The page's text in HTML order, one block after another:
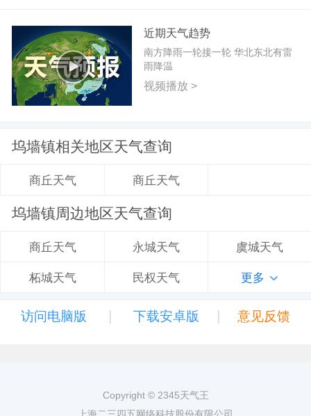
近期天气趋势
南方降雨一轮接一轮 华北东北有雷
雨降温
视频播放 >
坞墙镇相关地区天气查询
商丘天气 商丘天气
坞墙镇周边地区天气查询
商丘天气 永城天气 虞城天气
柘城天气 民权天气 更多
访问电脑版 | 下载安卓版 | 意见反馈
Copyright © 2345天气王